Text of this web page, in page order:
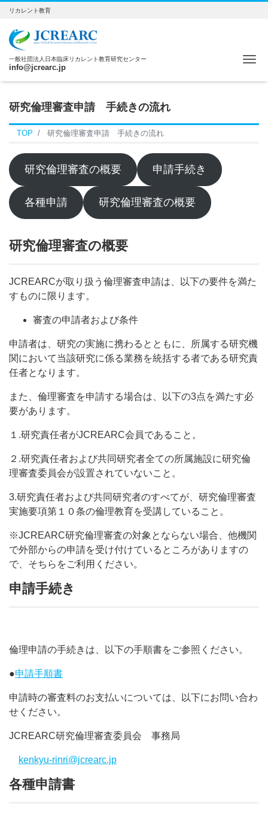
リカレント教育
一般社団法人日本臨床リカレント教育研究センター
info@jcrearc.jp
研究倫理審査申請 手続きの流れ
TOP 研究倫理審査申請 手続きの流れ
研究倫理審査の概要 申請手続き
各種申請 研究倫理審査の概要
研究倫理審査の概要
JCREARCが取り扱う倫理審査申請は、以下の要件を満た
すものに限ります。
審査の申請者および条件
申請者は、研究の実施に携わるとともに、所属する研究機
関において当該研究に係る業務を統括する者である研究責
任者となります。
また、倫理審査を申請する場合は、以下の3点を満たす必
要があります。
１.研究責任者がJCREARC会員であること。
２.研究責任者および共同研究者全ての所属施設に研究倫
理審査委員会が設置されていないこと。
3.研究責任者および共同研究者のすべてが、研究倫理審査
実施要項第１０条の倫理教育を受講していること。
※JCREARC研究倫理審査の対象とならない場合、他機関
で外部からの申請を受け付けているところがありますの
で、そちらをご利用ください。
申請手続き
倫理申請の手続きは、以下の手順書をご参照ください。
●申請手順書
申請時の審査料のお支払いについては、以下にお問い合わ
せください。
JCREARC研究倫理審査委員会 事務局
kenkyu-rinri@jcrearc.jp
各種申請書